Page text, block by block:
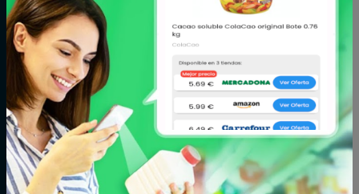
caldos y cremas
corporal
Fitoterapia y
parafarmacia
Fruta y verdura
Huevos, leche y
Limpieza y hogar
Maquillaje
Marisco y
pescado
Mascotas
Panadería y
pastelería
Pizzas y platos
preparados
Postres y
yogures
Zumos